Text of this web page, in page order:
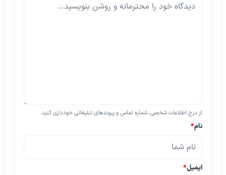
از درج اطلاعات شخصی، شماره تماس و پیوندهای تبلیغاتی خودداری کنید.
نام*
ایمیل*